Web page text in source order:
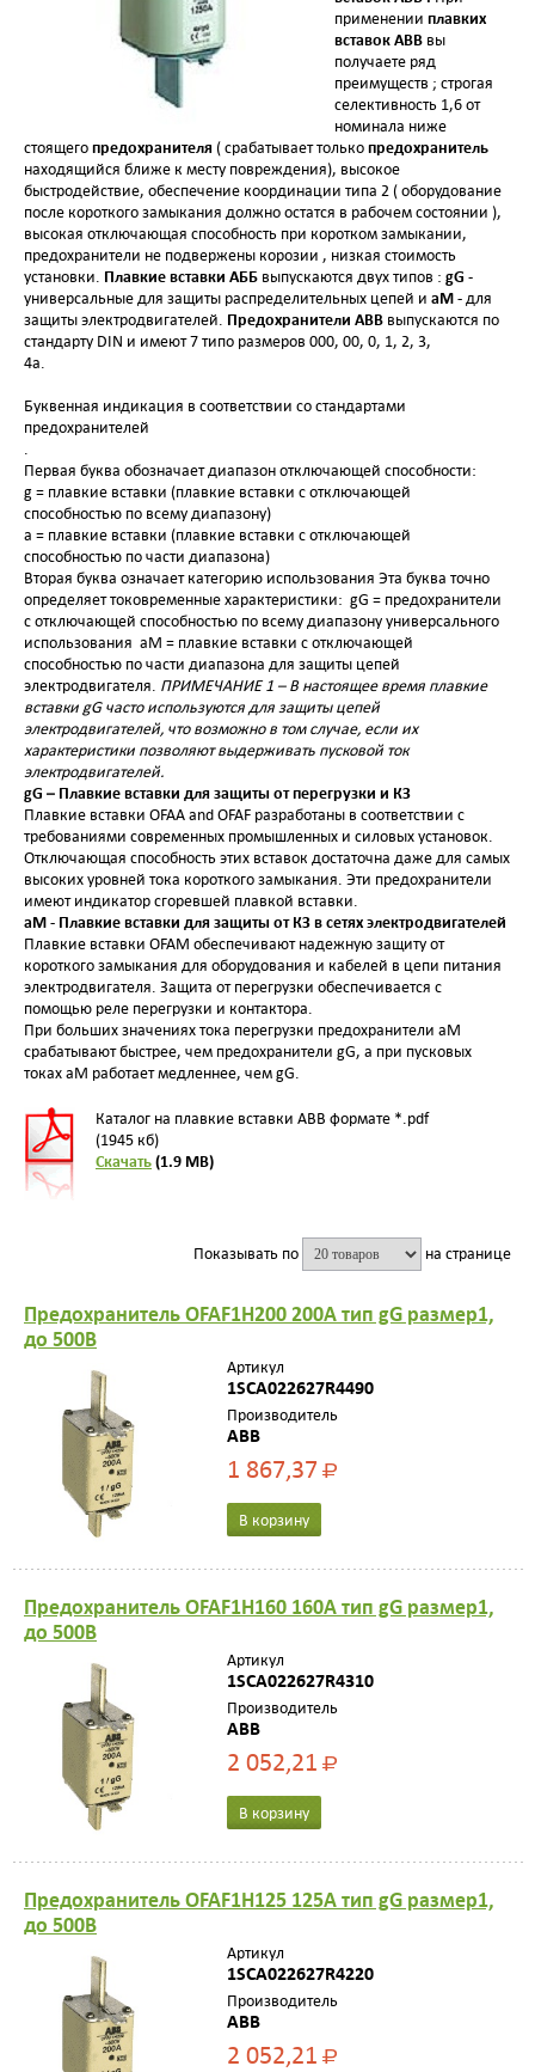
применении плавких
вставокABB вы
получаете ряд
преимуществ ; строгая
селективность 1,6 от
номинала ниже
стоящегопредохранителя ( срабатывает толькопредохранитель
находящийся ближе к месту повреждения), высокое
быстродействие, обеспечение координации типа 2 ( оборудование
после короткого замыкания должно остатся в рабочем состоянии ),
высокая отключающая способность при коротком замыкании,
предохранители не подвержены корозии , низкая стоимость
установки. Плавкие вставки АББ выпускаются двух типов : gG -
универсальные для защиты распределительных цепей и аМ -для
защиты электродвигателей. Предохранители ABB выпускаются по
стандарту DIN и имеют 7 типо размеров 000, 00, 0, 1, 2, 3,
4а.
Буквенная индикация в соответствии со стандартами
предохранителей
Первая буква обозначает диапазон отключающей способности:
g= плавкие вставки (плавкие вставки с отключающей
способностью по всему диапазону)
a = плавкие вставки (плавкие вставки с отключающей
способностью по части диапазона)
Вторая буква означает категорию использования Эта буква точно
определяет токовременные характеристики: gG = предохранители
с отключающей способностью по всему диапазону универсального
использования aM = плавкие вставки с отключающей
способностью по части диапазона для защиты цепей
электродвигателя. ПРИМЕЧАНИЕ 1 – В настоящее время плавкие
вставки gGчасто используются для защиты цепей
электродвигателей, что возможно в том случае, если их
характеристики позволяют выдерживать пусковой ток
электродвигателей.
gG – Плавкие вставки для защиты от перегрузки и КЗ
Плавкие вставки OFAAandOFAF разработаны в соответствии с
требованиями современных промышленных и силовых установок.
Отключающая способность этих вставок достаточна даже для самых
высоких уровней тока короткого замыкания. Эти предохранители
имеют индикатор сгоревшей плавкой вставки.
aM- Плавкие вставки для защиты от КЗ в сетях электродвигателей
Плавкие вставки OFAM обеспечивают надежную защиту от
короткого замыкания для оборудования и кабелей в цепи питания
электродвигателя. Защита от перегрузки обеспечивается с
помощью реле перегрузки и контактора.
При больших значениях тока перегрузки предохранители аМ
срабатывают быстрее, чем предохранители gG, а при пусковых
токахaM работает медленнее, чемgG.
Каталог на плавкие вставки ABB формате *.pdf
(1945 кб)
Скачать(1.9 MB)
Показывать по на странице
Предохранитель OFAF1H200 200A тип gG размер1,
до 500В
Артикул
1SCA022627R4490
Производитель
ABB
1 867,37Р
В корзину
Предохранитель OFAF1H160 160A тип gG размер1,
до 500В
Артикул
1SCA022627R4310
Производитель
ABB
2 052,21Р
В корзину
Предохранитель OFAF1H125 125A тип gG размер1,
до 500В
Артикул
1SCA022627R4220
Производитель
ABB
2 052,21Р